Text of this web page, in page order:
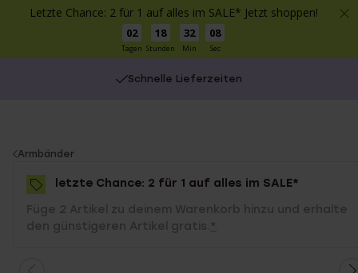
Letzte Chance: 2 für 1 auf alles im SALE* Jetzt shoppen!
02
Tagen
18
Stunden
32
Min
08
Sec
Schnelle Lieferzeiten
You
are
here:
Armbänder
letzte Chance: 2 für 1 auf alles im SALE*
Füge 2 Artikel zu deinem Warenkorb hinzu und erhalte
den günstigeren Artikel gratis. *